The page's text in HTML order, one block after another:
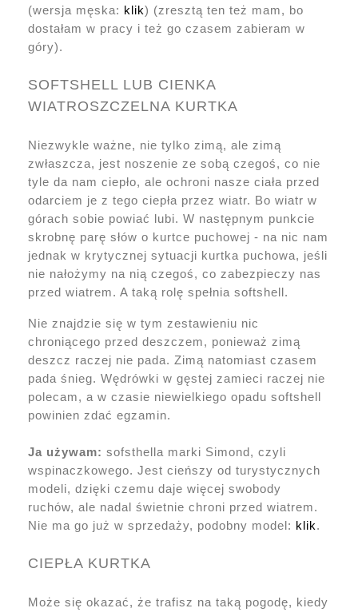
(wersja męska: klik) (zresztą ten też mam, bo
dostałam w pracy i też go czasem zabieram w
góry).
SOFTSHELL LUB CIENKA
WIATROSZCZELNA KURTKA
Niezwykle ważne, nie tylko zimą, ale zimą
zwłaszcza, jest noszenie ze sobą czegoś, co nie
tyle da nam ciepło, ale ochroni nasze ciała przed
odarciem je z tego ciepła przez wiatr. Bo wiatr w
górach sobie powiać lubi. W następnym punkcie
skrobnę parę słów o kurtce puchowej - na nic nam
jednak w krytycznej sytuacji kurtka puchowa, jeśli
nie nałożymy na nią czegoś, co zabezpieczy nas
przed wiatrem. A taką rolę spełnia softshell.
Nie znajdzie się w tym zestawieniu nic
chroniącego przed deszczem, ponieważ zimą
deszcz raczej nie pada. Zimą natomiast czasem
pada śnieg. Wędrówki w gęstej zamieci raczej nie
polecam, a w czasie niewielkiego opadu softshell
powinien zdać egzamin.
Ja używam: sofsthella marki Simond, czyli
wspinaczkowego. Jest cieńszy od turystycznych
modeli, dzięki czemu daje więcej swobody
ruchów, ale nadal świetnie chroni przed wiatrem.
Nie ma go już w sprzedaży, podobny model: klik.
CIEPŁA KURTKA
Może się okazać, że trafisz na taką pogodę, kiedy